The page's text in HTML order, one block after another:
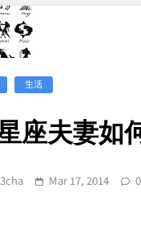
生活
座夫妻如
Mar 17, 2014 0